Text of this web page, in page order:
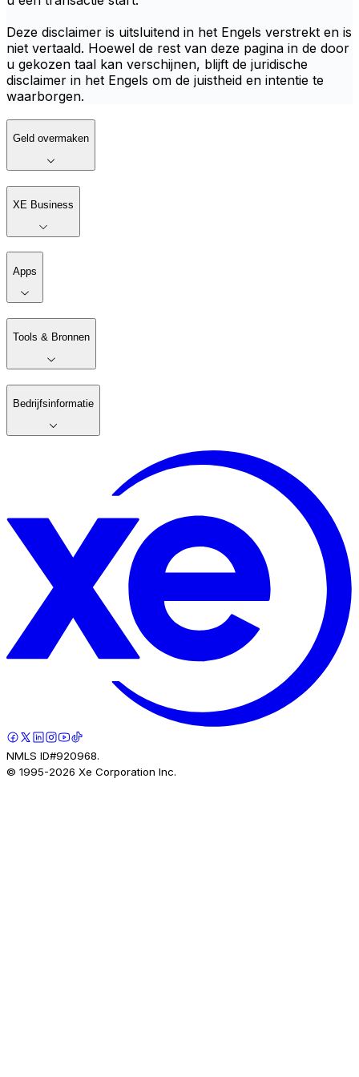
Deze disclaimer is uitsluitend in het Engels verstrekt en is
niet vertaald. Hoewel de rest van deze pagina in de door
u gekozen taal kan verschijnen, blijft de juridische
disclaimer in het Engels om de juistheid en intentie te
waarborgen.
Geld overmaken
XE Business
Apps
Tools & Bronnen
Bedrijfsinformatie
NMLS ID#920968.
© 1995-2026 Xe Corporation Inc.